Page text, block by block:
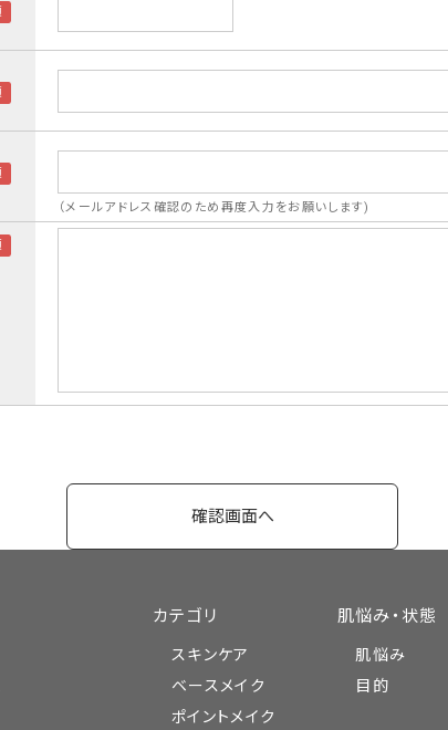
（メールアドレス確認のため再度入力をお願いします)
カテゴリ
スキンケア
ベースメイク
ポイントメイク
肌悩み・状態
肌悩み
目的